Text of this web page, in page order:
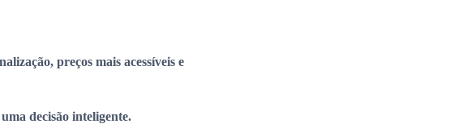
preços mais acessíveis e
decisão inteligente.